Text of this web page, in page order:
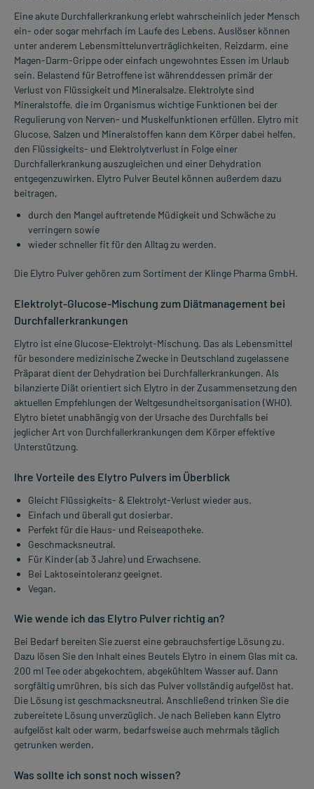
Eine akute Durchfallerkrankung erlebt wahrscheinlich jeder Mensch
ein- oder sogar mehrfach im Laufe des Lebens. Auslöser können
unter anderem Lebensmittelunverträglichkeiten, Reizdarm, eine
Magen-Darm-Grippe oder einfach ungewohntes Essen im Urlaub
sein. Belastend für Betroffene ist währenddessen primär der
Verlust von Flüssigkeit und Mineralsalze. Elektrolyte sind
Mineralstoffe, die im Organismus wichtige Funktionen bei der
Regulierung von Nerven- und Muskelfunktionen erfüllen. Elytro mit
Glucose, Salzen und Mineralstoffen kann dem Körper dabei helfen,
den Flüssigkeits- und Elektrolytverlust in Folge einer
Durchfallerkrankung auszugleichen und einer Dehydration
entgegenzuwirken. Elytro Pulver Beutel können außerdem dazu
beitragen,
durch den Mangel auftretende Müdigkeit und Schwäche zu
verringern sowie
wieder schneller fit für den Alltag zu werden.
Die Elytro Pulver gehören zum Sortiment der Klinge Pharma GmbH.
Elektrolyt-Glucose-Mischung zum Diätmanagement bei
Durchfallerkrankungen
Elytro ist eine Glucose-Elektrolyt-Mischung. Das als Lebensmittel
für besondere medizinische Zwecke in Deutschland zugelassene
Präparat dient der Dehydration bei Durchfallerkrankungen. Als
bilanzierte Diät orientiert sich Elytro in der Zusammensetzung den
aktuellen Empfehlungen der Weltgesundheitsorganisation (WHO).
Elytro bietet unabhängig von der Ursache des Durchfalls bei
jeglicher Art von Durchfallerkrankungen dem Körper effektive
Unterstützung.
Ihre Vorteile des Elytro Pulvers im Überblick
Gleicht Flüssigkeits- & Elektrolyt-Verlust wieder aus.
Einfach und überall gut dosierbar.
Perfekt für die Haus- und Reiseapotheke.
Geschmacksneutral.
Für Kinder (ab 3 Jahre) und Erwachsene.
Bei Laktoseintoleranz geeignet.
Vegan.
Wie wende ich das Elytro Pulver richtig an?
Bei Bedarf bereiten Sie zuerst eine gebrauchsfertige Lösung zu.
Dazu lösen Sie den Inhalt eines Beutels Elytro in einem Glas mit ca.
200 ml Tee oder abgekochtem, abgekühltem Wasser auf. Dann
sorgfältig umrühren, bis sich das Pulver vollständig aufgelöst hat.
Die Lösung ist geschmacksneutral. Anschließend trinken Sie die
zubereitete Lösung unverzüglich. Je nach Belieben kann Elytro
aufgelöst kalt oder warm, bedarfsweise auch mehrmals täglich
getrunken werden.
Was sollte ich sonst noch wissen?